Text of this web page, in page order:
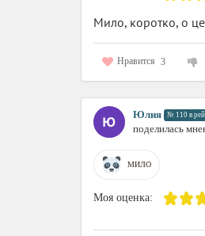
Мило, коротко, о
Нравится 3
Юлия № 110 в
поделилась
МИЛО
Моя оценка: